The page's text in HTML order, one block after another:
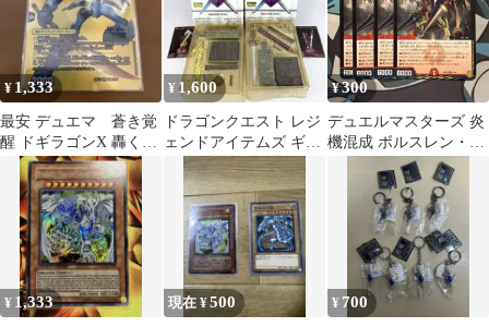
¥ 1,333
最安 デュエマ 蒼き覚
醒 ドギラゴンX 轟く覚
醒 レッドゾーン・バス
ター MAX
¥ 1,600
ドラゴンクエスト レジ
ェンドアイテムズ ギャ
ラリー2種 破壊の剣 バ
スターソード
¥300
デュエルマスターズ 炎
機混成 ボルスレン・バ
スター 4枚セット
¥ 1,333 現在 ¥500 ¥ 700